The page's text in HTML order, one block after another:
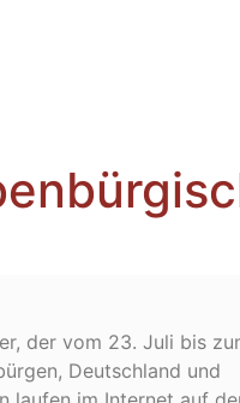
der vom 23. Juli bis
Deutschland und